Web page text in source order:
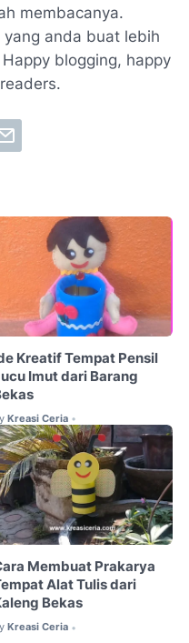
membacanya.
anda buat lebih
blogging, happy
Kreatif Tempat Pensil
Imut dari Barang
Kreasi Ceria •
Membuat Prakarya
Alat Tulis dari
Bekas
Kreasi Ceria •